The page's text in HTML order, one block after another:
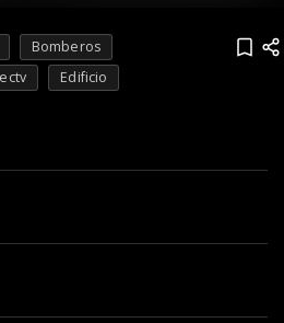
Bomberos
Edificio